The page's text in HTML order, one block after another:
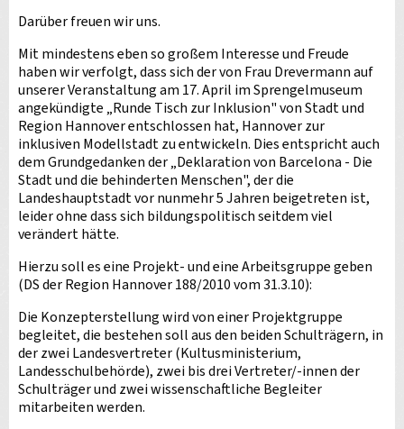
Darüber freuen wir uns.
Mit mindestens eben so großem Interesse und Freude
haben wir verfolgt, dass sich der von Frau Drevermann auf
unserer Veranstaltung am 17. April im Sprengelmuseum
angekündigte „Runde Tisch zur Inklusion" von Stadt und
Region Hannover entschlossen hat, Hannover zur
inklusiven Modellstadt zu entwickeln. Dies entspricht auch
dem Grundgedanken der „Deklaration von Barcelona - Die
Stadt und die behinderten Menschen", der die
Landeshauptstadt vor nunmehr 5 Jahren beigetreten ist,
leider ohne dass sich bildungspolitisch seitdem viel
verändert hätte.
Hierzu soll es eine Projekt- und eine Arbeitsgruppe geben
(DS der Region Hannover 188/2010 vom 31.3.10):
Die Konzepterstellung wird von einer Projektgruppe
begleitet, die bestehen soll aus den beiden Schulträgern, in
der zwei Landesvertreter (Kultusministerium,
Landesschulbehörde), zwei bis drei Vertreter/-innen der
Schulträger und zwei wissenschaftliche Begleiter
mitarbeiten werden.